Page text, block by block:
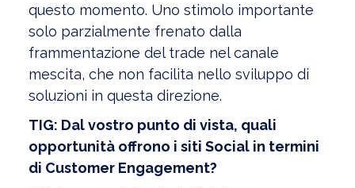
questo momento. Uno stimolo importante
solo parzialmente frenato dalla
frammentazione del trade nel canale
mescita, che non facilita nello sviluppo di
soluzioni in questa direzione.
TIG: Dal vostro punto di vista, quali
opportunità offrono i siti Social in termini
di Customer Engagement?